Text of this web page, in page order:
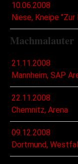
10.06.2008
Niese, Kneipe "Zur
Machmalauter
21.11.2008
Mannheim, SAP
22.11.2008
Chemnitz, Arena
09.12.2008
Dortmund,